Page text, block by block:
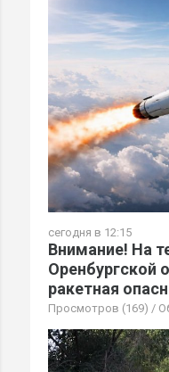
сегодня в 12:15
Внимание! На
Оренбургской
ракетная
Просмотров (169) /